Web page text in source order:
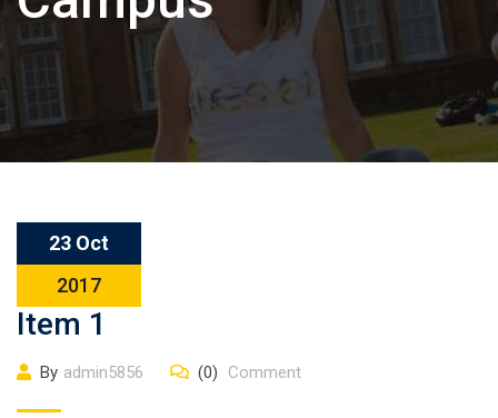
23 Oct
2017
Item 1
By admin5856 (0) Comment